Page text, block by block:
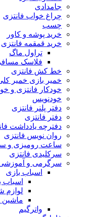
چراغ خواب فانتزی
خرید پوشه و کاور
خرید قمقمه فانتزی
تراول ماگ
فلاسک مسافرتی
خط کش فانتزی
خمیر بازی خمیر کلی
خودکار فانتزی و خودکار فشاری
دفتر پلنر فانتزی
دفتر فانتزی
دفترچه یادداشت فانتزی
روان نویس فانتزی
ساعت رومیزی و ساعت مچی
سرکلیدی فانتزی
سرگرمی و آموزشی
اسباب بازی
اسباب بازی فکری
لوازم شن بازی
ماشین کنترلی